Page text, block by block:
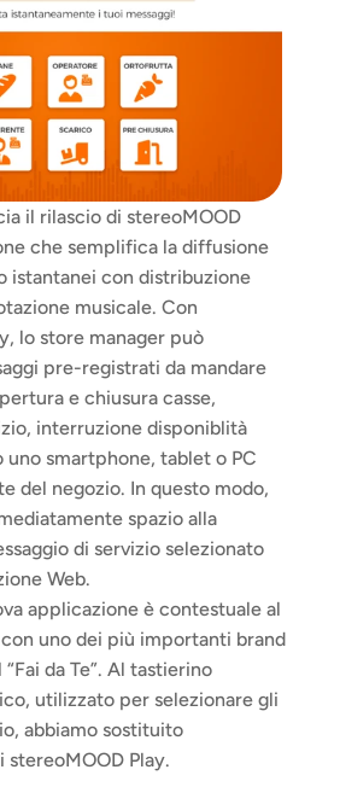
il rilascio di stereoMOOD
che semplifica la diffusione
istantanei con distribuzione
musicale. Con
lo store manager può
pre-registrati da mandare
e chiusura casse,
interruzione disponiblità
uno smartphone, tablet o PC
del negozio. In questo modo,
spazio alla
di servizio selezionato
Web.
applicazione è contestuale al
uno dei più importanti brand
da Te”. Al tastierino
utilizzato per selezionare gli
abbiamo sostituito
stereoMOOD Play.